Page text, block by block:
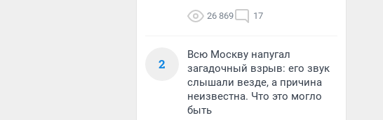
26 869 17
2
Всю Москву напугал
загадочный взрыв: его звук
слышали везде, а причина
неизвестна. Что это могло
быть